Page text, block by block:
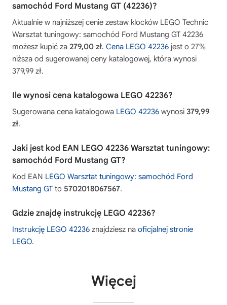
samochód Ford Mustang GT (42236)?
Aktualnie w najniższej cenie zestaw klocków LEGO Technic
Warsztat tuningowy: samochód Ford Mustang GT 42236
możesz kupić za 279,00 zł. Cena LEGO 42236 jest o 27%
niższa od sugerowanej ceny katalogowej, która wynosi
379,99 zł.
Ile wynosi cena katalogowa LEGO 42236?
Sugerowana cena katalogowa LEGO 42236 wynosi 379,99
zł.
Jaki jest kod EAN LEGO 42236 Warsztat tuningowy:
samochód Ford Mustang GT?
Kod EAN LEGO Warsztat tuningowy: samochód Ford
Mustang GT to 5702018067567.
Gdzie znajdę instrukcję LEGO 42236?
Instrukcję LEGO 42236 znajdziesz na oficjalnej stronie
LEGO.
Więcej